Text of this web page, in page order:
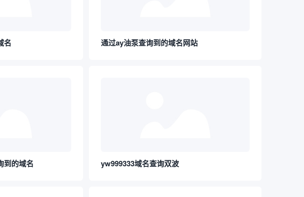
名 通过ay油泵查询到的域名网站
到的域名 yw999333域名查询双波